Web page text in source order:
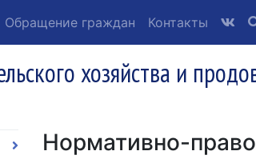
Обращение граждан Контакты
хозяйства и
Нормативно-